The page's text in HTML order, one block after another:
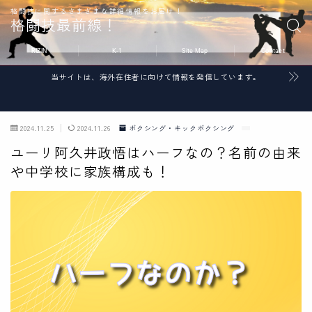
格闘技最前線！
格闘技に関するさまざまな詳細情報をお届け！
RIZIN K-1 Site Map Contact
当サイトは、海外在住者に向けて情報を発信しています。
2024.11.25 2024.11.26 ボクシング・キックボクシング
ユーリ阿久井政悟はハーフなの？名前の由来
や中学校に家族構成も！